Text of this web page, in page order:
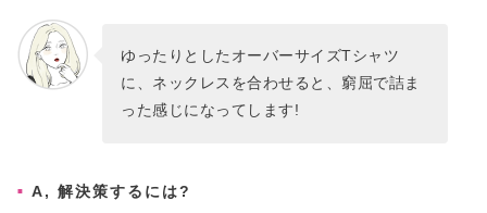
ゆったりとしたオーバーサイズTシャツ
に、ネックレスを合わせると、窮屈で詰ま
った感じになってします!
A, 解決策するには?